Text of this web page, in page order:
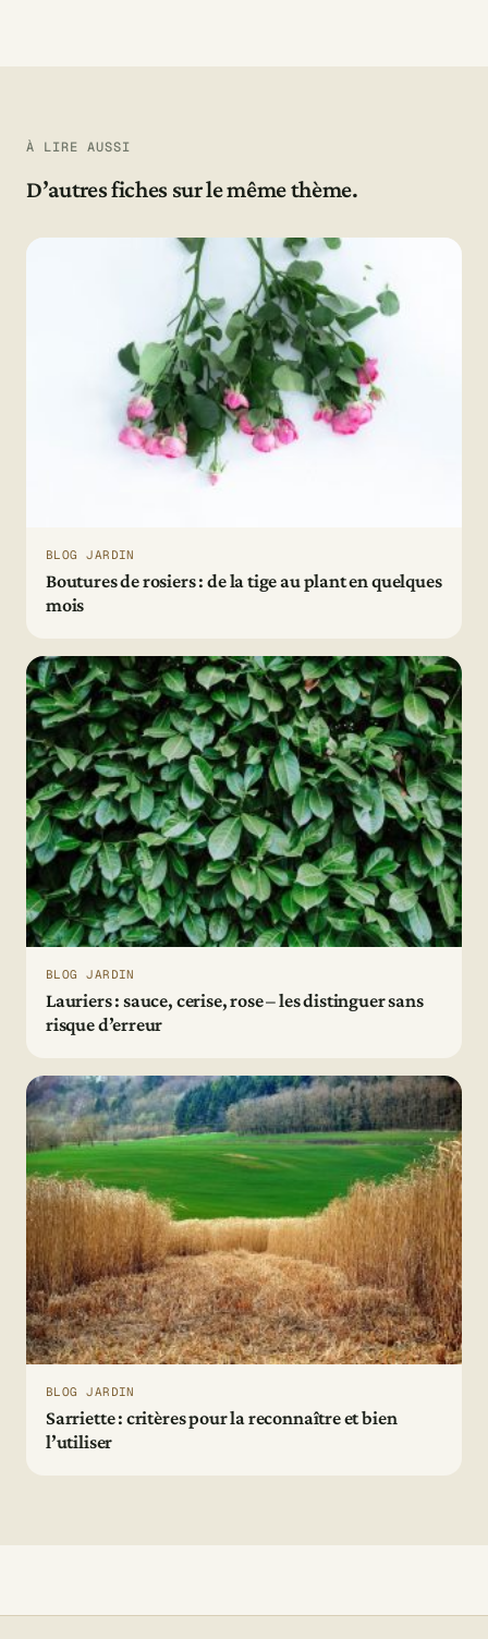
À LIRE AUSSI
D’autres fiches sur le même thème.
BLOG JARDIN
Boutures de rosiers : de la tige au plant en quelques
mois
BLOG JARDIN
Lauriers : sauce, cerise, rose – les distinguer sans
risque d’erreur
BLOG JARDIN
Sarriette : critères pour la reconnaître et bien
l’utiliser